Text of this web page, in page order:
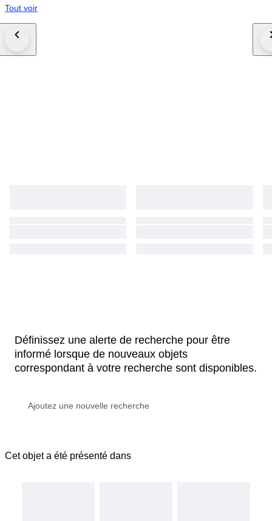
Tout voir
Définissez une alerte de recherche pour être
informé lorsque de nouveaux objets
correspondant à votre recherche sont disponibles.
Cet objet a été présenté dans